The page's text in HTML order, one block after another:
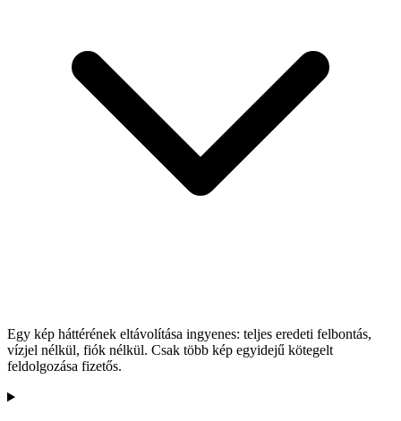
Egy kép háttérének eltávolítása ingyenes: teljes eredeti felbontás,
vízjel nélkül, fiók nélkül. Csak több kép egyidejű kötegelt
feldolgozása fizetős.